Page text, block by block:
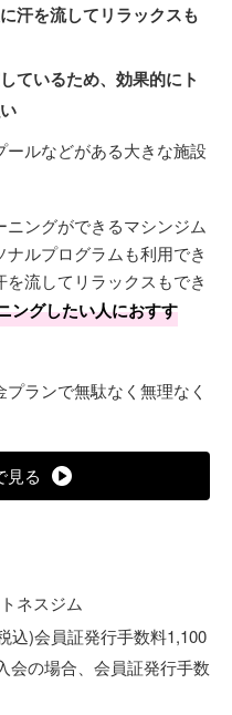
汗を流してリラックスも
ているため、効果的にト
ルなどがある大きな施設
ングができるマシンジム
ルプログラムも利用でき
流してリラックスもでき
ングしたい人におすす
ランで無駄なく無理なく
見る
ネスジム
込)会員証発行手数料1,100
会の場合、会員証発行手数